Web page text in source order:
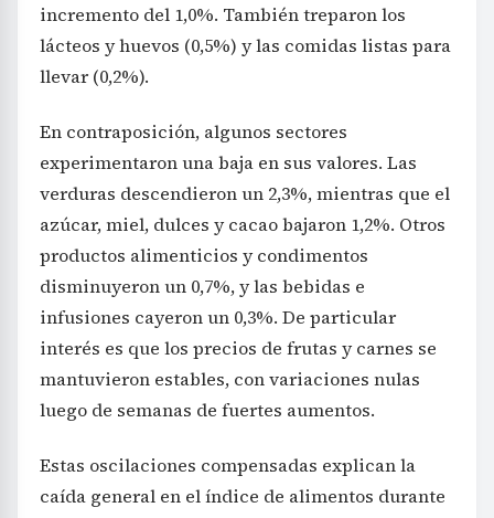
incremento del 1,0%. También treparon los
lácteos y huevos (0,5%) y las comidas listas para
llevar (0,2%).
En contraposición, algunos sectores
experimentaron una baja en sus valores. Las
verduras descendieron un 2,3%, mientras que el
azúcar, miel, dulces y cacao bajaron 1,2%. Otros
productos alimenticios y condimentos
disminuyeron un 0,7%, y las bebidas e
infusiones cayeron un 0,3%. De particular
interés es que los precios de frutas y carnes se
mantuvieron estables, con variaciones nulas
luego de semanas de fuertes aumentos.
Estas oscilaciones compensadas explican la
caída general en el índice de alimentos durante